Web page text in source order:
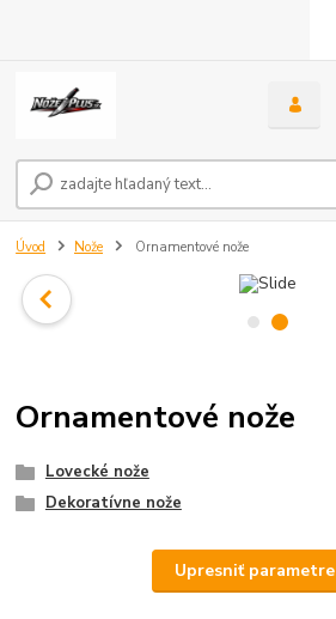
Úvod Nože Ornamentové nože
Ornamentové nože
Lovecké nože
Dekoratívne nože
Upresniť parametre